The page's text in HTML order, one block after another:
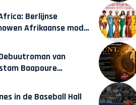
Berlijnse
Afrikaanse mode
van
Baapoure
in de Baseball Hall